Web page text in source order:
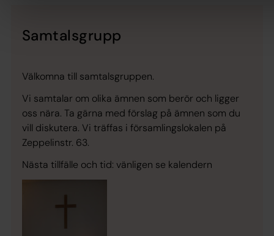
Samtalsgrupp
Välkomna till samtalsgruppen.
Vi samtalar om olika ämnen som berör och ligger
oss nära. Ta gärna med förslag på ämnen som du
vill diskutera. Vi träffas i församlingslokalen på
Zeppelinstr. 63.
Nästa tillfälle och tid: vänligen se kalendern